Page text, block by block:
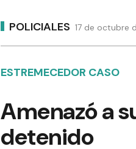
POLICIALES 17 de octubre
ESTREMECEDOR CASO
Amenazó a
detenido